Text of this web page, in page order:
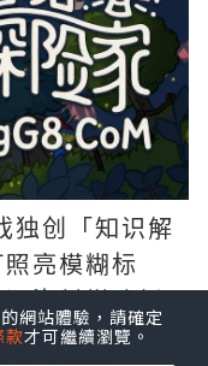
独创「知识解
亮模糊标
资材搭建桥
有机融入叙
網站體驗，請確定
款才可繼續瀏覽。